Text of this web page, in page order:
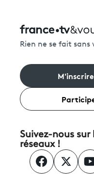
Rien ne se fait sans
Suivez-nous sur
réseaux !